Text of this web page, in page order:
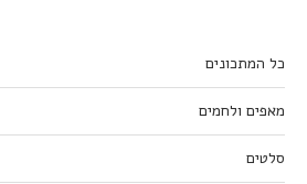
כל המתכונים
מאפים ולחמים
סלטים